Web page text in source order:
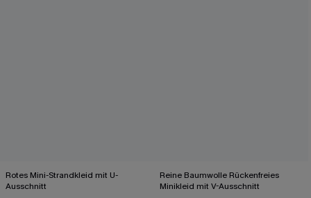
Rotes Mini-Strandkleid mit U-
Ausschnitt
Reine Baumwolle Rückenfreies
Minikleid mit V-Ausschnitt